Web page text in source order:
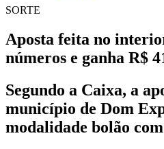
SORTE
Aposta feita no
números e ganha R$
Segundo a Caixa, a
município de Dom
modalidade bolão